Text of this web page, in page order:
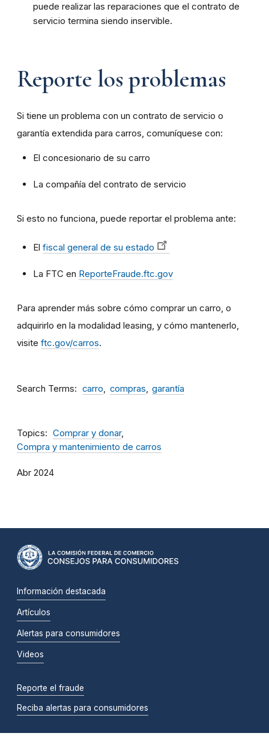
puede realizar las reparaciones que el contrato de
servicio termina siendo inservible.
Reporte los problemas
Si tiene un problema con un contrato de servicio o
garantía extendida para carros, comuníquese con:
El concesionario de su carro
La compañía del contrato de servicio
Si esto no funciona, puede reportar el problema ante:
El fiscal general de su estado
La FTC en ReporteFraude.ftc.gov
Para aprender más sobre cómo comprar un carro, o
adquirirlo en la modalidad leasing, y cómo mantenerlo,
visite ftc.gov/carros.
Search Terms carro compras garantía
Topics
Comprar y donar
Compra y mantenimiento de carros
Abr 2024
Información destacada
Artículos
Alertas para consumidores
Videos
Reporte el fraude
Reciba alertas para consumidores